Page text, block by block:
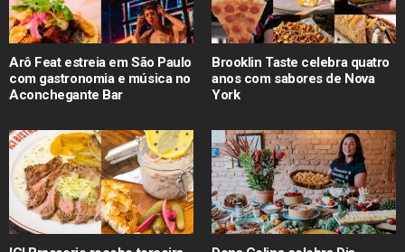
Arô Feat estreia em São Paulo
com gastronomia e música no
Aconchegante Bar
Brooklin Taste celebra quatro
anos com sabores de Nova
York